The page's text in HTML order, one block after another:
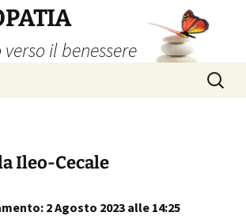
il benessere
Ricerca
per:
Ileo-Cecale
2 Agosto 2023 alle 14:25